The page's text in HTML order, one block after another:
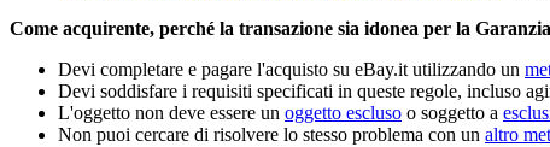
Come acquirente, perché la transazione sia idonea per la
Devi completare e pagare l'acquisto su eBay.it utilizzando un
Devi soddisfare i requisiti specificati in queste regole, incluso
L'oggetto non deve essere un oggetto escluso o soggetto a
Non puoi cercare di risolvere lo stesso problema con un altro